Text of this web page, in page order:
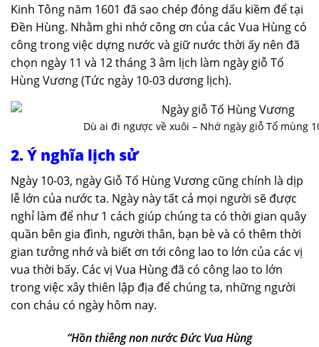
Kinh Tông năm 1601 đã sao chép đóng dấu kiềm để tại
Đền Hùng. Nhằm ghi nhớ công ơn của các Vua Hùng có
công trong việc dựng nước và giữ nước thời ấy nên đã
chọn ngày 11 và 12 tháng 3 âm lịch làm ngày giỗ Tổ
Hùng Vương (Tức ngày 10-03 dương lịch).
Dù ai đi ngược về xuôi – Nhớ ngày giỗ Tổ mùng
2. Ý nghĩa lịch sử
Ngày 10-03, ngày Giỗ Tổ Hùng Vương cũng chính là dịp
lễ lớn của nước ta. Ngày này tất cả mọi người sẽ được
nghỉ làm để như 1 cách giúp chúng ta có thời gian quây
quần bên gia đình, người thân, bạn bè và có thêm thời
gian tưởng nhớ và biết ơn tới công lao to lớn của các vị
vua thời bấy. Các vị Vua Hùng đã có công lao to lớn
trong việc xây thiên lập địa để chúng ta, những người
con cháu có ngày hôm nay.
“Hồn thiêng non nước Đức Vua Hùng